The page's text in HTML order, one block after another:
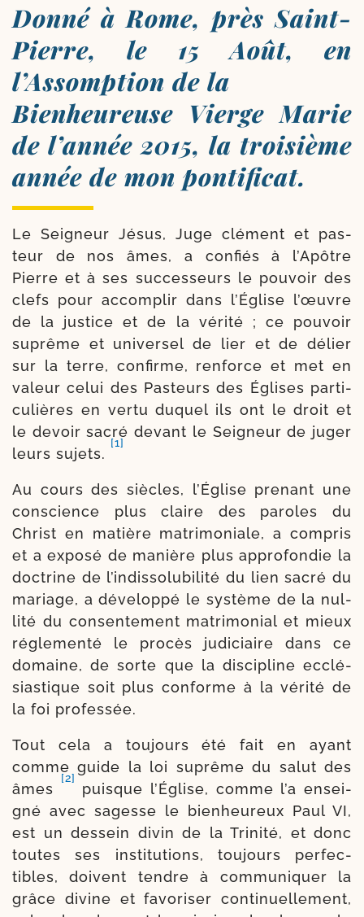
Donné à Rome, près Saint-​
Pierre, le 15 Août, en
l’Assomption de la
Bienheureuse Vierge Marie
de l’année 2015, la troisième
année de mon pontificat.
Le Seigneur Jésus, Juge clé­ment et pas­
teur de nos âmes, a confiés à l’Apôtre
Pierre et à ses suc­ces­seurs le pou­voir des
clefs pour accom­plir dans l’Église l’œuvre
de la jus­tice et de la véri­té ; ce pou­voir
suprême et uni­ver­sel de lier et de délier
sur la terre, confirme, ren­force et met en
valeur celui des Pasteurs des Églises par­ti­
cu­lières en ver­tu duquel ils ont le droit et
le devoir sacré devant le Seigneur de juger
leurs sujets.
[1]
Au cours des siècles, l’Église pre­nant une
conscience plus claire des paroles du
Christ en matière matri­mo­niale, a com­pris
et a expo­sé de manière plus appro­fon­die la
doc­trine de l’in­dis­so­lu­bi­li­té du lien sacré du
mariage, a déve­lop­pé le sys­tème de la nul­
li­té du consen­te­ment matri­mo­nial et mieux
régle­men­té le pro­cès judi­ciaire dans ce
domaine, de sorte que la dis­ci­pline ecclé­
sias­tique soit plus conforme à la véri­té de
la foi professée.
Tout cela a tou­jours été fait en ayant
comme guide la loi suprême du salut des
âmes
[2]
puisque l’Église, comme l’a ensei­
gné avec sagesse le bien­heu­reux Paul VI,
est un des­sein divin de la Trinité, et donc
toutes ses ins­ti­tu­tions, tou­jours per­fec­
tibles, doivent tendre à com­mu­ni­quer la
grâce divine et favo­ri­ser conti­nuel­le­ment,